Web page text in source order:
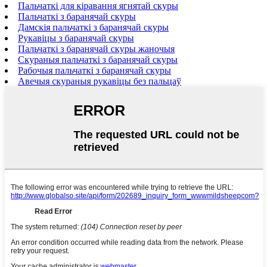
Пальчаткі для кіравання ягнятай скуры
Пальчаткі з баранячай скуры
Дамскія пальчаткі з баранячай скуры
Рукавіцы з баранячай скуры
Пальчаткі з баранячай скуры жаночыя
Скураныя пальчаткі з баранячай скуры
Рабочыя пальчаткі з баранячай скуры
Авечыя скураныя рукавіцы без пальцаў